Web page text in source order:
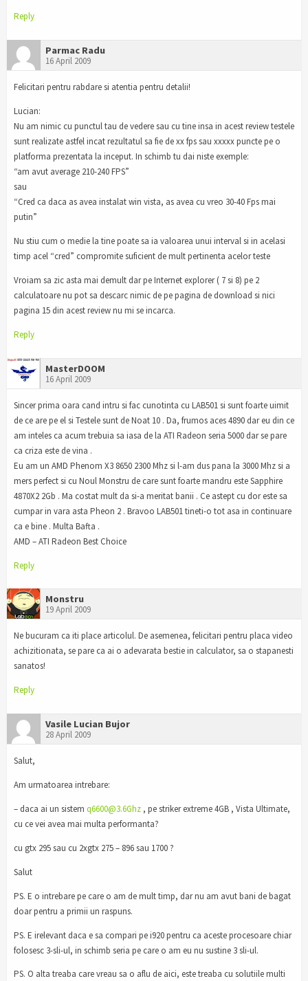
Reply
Parmac Radu
16 April 2009
Felicitari pentru rabdare si atentia pentru detalii!
Lucian:
Nu am nimic cu punctul tau de vedere sau cu tine insa in acest review testele
sunt realizate astfel incat rezultatul sa fie de xx fps sau xxxxx puncte pe o
platforma prezentata la inceput. In schimb tu dai niste exemple:
“am avut average 210-240 FPS”
sau
“Cred ca daca as avea instalat win vista, as avea cu vreo 30-40 Fps mai
putin”
Nu stiu cum o medie la tine poate sa ia valoarea unui interval si in acelasi
timp acel “cred” compromite suficient de mult pertinenta acelor teste
Vroiam sa zic asta mai demult dar pe Internet explorer ( 7 si 8) pe 2
calculatoare nu pot sa descarc nimic de pe pagina de download si nici
pagina 15 din acest review nu mi se incarca.
Reply
MasterDOOM
16 April 2009
Sincer prima oara cand intru si fac cunotinta cu LAB501 si sunt foarte uimit
de ce are pe el si Testele sunt de Noat 10 . Da, frumos aces 4890 dar eu din ce
am inteles ca acum trebuia sa iasa de la ATI Radeon seria 5000 dar se pare
ca criza este de vina .
Eu am un AMD Phenom X3 8650 2300 Mhz si l-am dus pana la 3000 Mhz si a
mers perfect si cu Noul Monstru de care sunt foarte mandru este Sapphire
4870X2 2Gb . Ma costat mult da si-a meritat banii . Ce astept cu dor este sa
cumpar in vara asta Pheon 2 . Bravoo LAB501 tineti-o tot asa in continuare
ca e bine . Multa Bafta .
AMD – ATI Radeon Best Choice
Reply
Monstru
19 April 2009
Ne bucuram ca iti place articolul. De asemenea, felicitari pentru placa video
achizitionata, se pare ca ai o adevarata bestie in calculator, sa o stapanesti
sanatos!
Reply
Vasile Lucian Bujor
28 April 2009
Salut,
Am urmatoarea intrebare:
– daca ai un sistem q6600@3.6Ghz , pe striker extreme 4GB , Vista Ultimate,
cu ce vei avea mai multa performanta?
cu gtx 295 sau cu 2xgtx 275 – 896 sau 1700 ?
Salut
PS. E o intrebare pe care o am de mult timp, dar nu am avut bani de bagat
doar pentru a primii un raspuns.
PS. E irelevant daca e sa compari pe i920 pentru ca aceste procesoare chiar
folosesc 3-sli-ul, in schimb seria pe care o am eu nu sustine 3 sli-ul.
PS. O alta treaba care vreau sa o aflu de aici, este treaba cu solutiile multi